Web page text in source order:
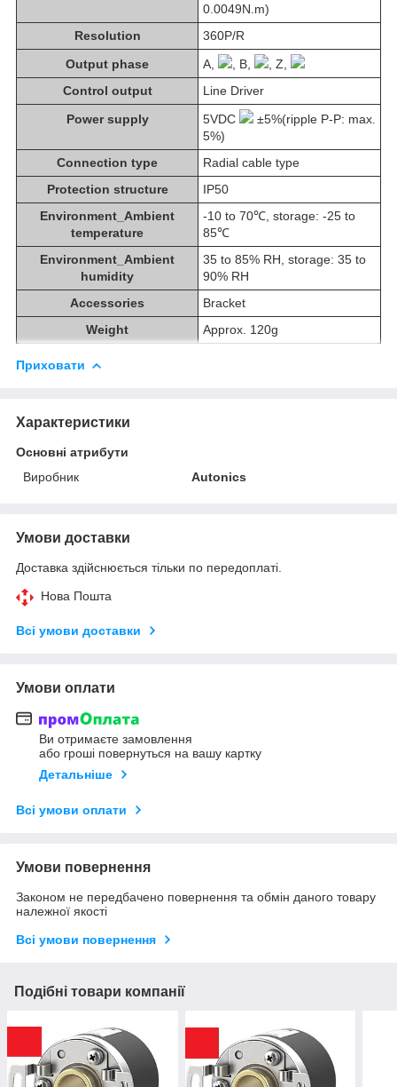
0.0049N.m)
Resolution
360P/R
Output phase
A, , B,
, Z,
Control output
Line Driver
Power supply
5VDC
±5%(ripple P-P: max.
5%)
Connection type
Radial cable type
Protection structure
IP50
Environment_Ambient
temperature
-10 to 70℃, storage: -25 to
85℃
Environment_Ambient
humidity
35 to 85% RH, storage: 35 to
90% RH
Accessories
Bracket
Weight
Approx. 120g
Приховати
Характеристики
Основні атрибути
Виробник
Autonics
Умови доставки
Доставка здійснюється тільки по передоплаті.
Нова Пошта
Всі умови доставки
Умови оплати
Ви отримаєте замовлення
або гроші повернуться на вашу картку
Детальніше
Всі умови оплати
Умови повернення
Законом не передбачено повернення та обмін даного товару
належної якості
Всі умови повернення
Подібні товари компанії